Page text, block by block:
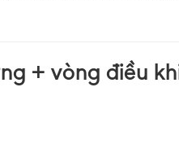
+ vòng điều